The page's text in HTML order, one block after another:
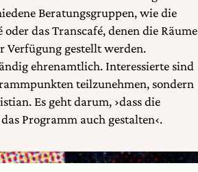
Beratungsgruppen, wie die
oder das Transcafé, denen die Räume
Verfügung gestellt werden.
ehrenamtlich. Interessierte sind
teilzunehmen, sondern
Es geht darum, ›dass die
Programm auch gestalten‹.